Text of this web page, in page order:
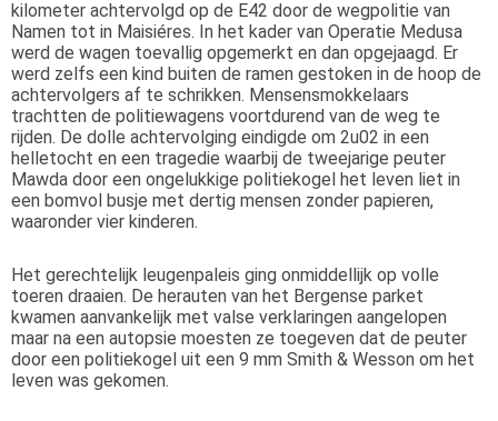
kilometer achtervolgd op de E42 door de wegpolitie van
Namen tot in Maisiéres. In het kader van Operatie Medusa
werd de wagen toevallig opgemerkt en dan opgejaagd. Er
werd zelfs een kind buiten de ramen gestoken in de hoop de
achtervolgers af te schrikken. Mensensmokkelaars
trachtten de politiewagens voortdurend van de weg te
rijden. De dolle achtervolging eindigde om 2u02 in een
helletocht en een tragedie waarbij de tweejarige peuter
Mawda door een ongelukkige politiekogel het leven liet in
een bomvol busje met dertig mensen zonder papieren,
waaronder vier kinderen.
Het gerechtelijk leugenpaleis ging onmiddellijk op volle
toeren draaien. De herauten van het Bergense parket
kwamen aanvankelijk met valse verklaringen aangelopen
maar na een autopsie moesten ze toegeven dat de peuter
door een politiekogel uit een 9 mm Smith & Wesson om het
leven was gekomen.